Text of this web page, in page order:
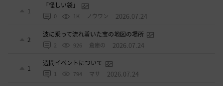
1
「怪しい袋」
0 1K ノウワン 2026.07.24
2
波に乗って流れ着いた宝の地図の場所
2 926 倉庫の 2026.07.24
1
週間イベントについて
1 794 マサ 2026.07.24